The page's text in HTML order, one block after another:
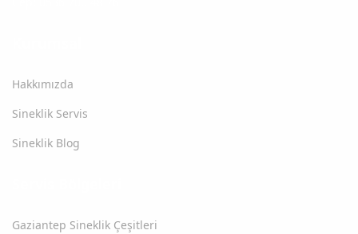
Hakkımızda
Sineklik Servis
Sineklik Blog
Gaziantep Sineklik Çeşitleri